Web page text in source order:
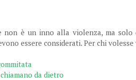
non è un inno alla violenza, ma
essere considerati. Per chi
chiamano da dietro